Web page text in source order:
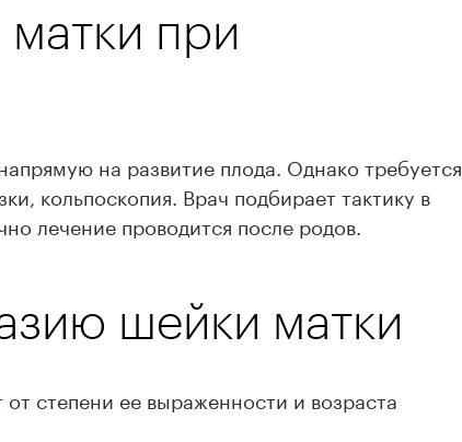
при
на развитие плода. Однако требуется
кольпоскопия. Врач подбирает тактику в
лечение проводится после родов.
шейки матки
степени ее выраженности и возраста